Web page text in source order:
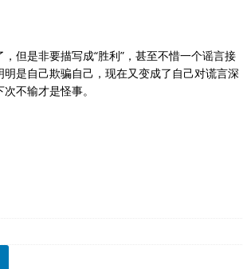
但是非要描写成“胜利”，甚至不惜一个谣言接
是自己欺骗自己，现在又变成了自己对谎言深
不输才是怪事。